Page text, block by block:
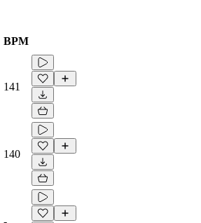
BPM
141
140